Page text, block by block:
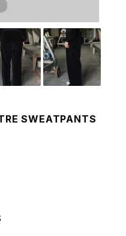
SWEATPANTS